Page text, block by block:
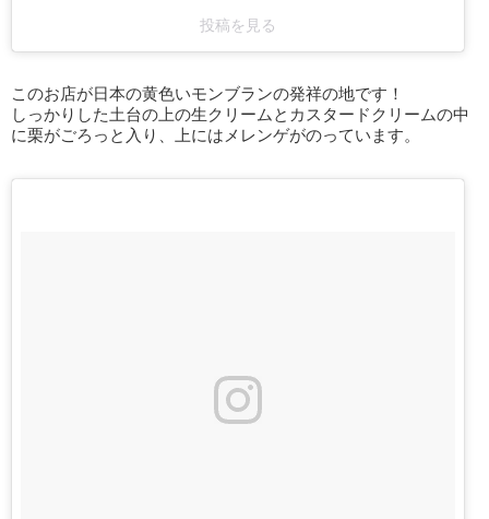
投稿を見る
このお店が日本の黄色いモンブランの発祥の地です！
しっかりした土台の上の生クリームとカスタードクリームの中
に栗がごろっと入り、上にはメレンゲがのっています。